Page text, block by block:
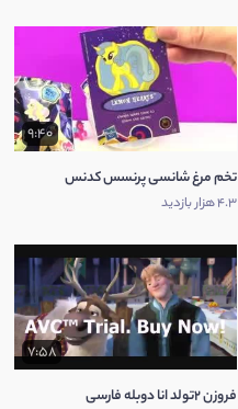
9:40
تخم مرغ شانسی پرنسس کدنس
4.3 هزار بازدید
7:58
فروزن ۲تولد انا دوبله فارسی